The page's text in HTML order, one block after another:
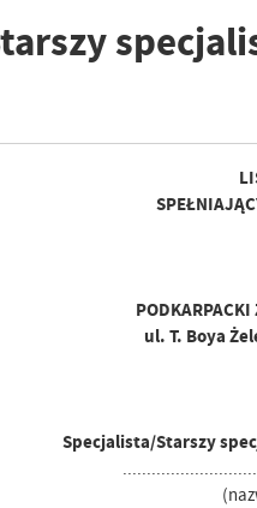
PODKARPACKI
ul. T. Boya
Specjalista/Starszy